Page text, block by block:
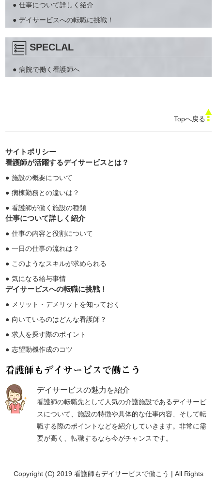
仕事について詳しく紹介
デイサービスへの転職に挑戦！
SPECLAL
病院で働く看護師へ
Topへ戻る
サイトポリシー
看護師が活躍するデイサービスとは？
施設の概要について
病棟勤務との違いは？
看護師が働く施設の種類
仕事について詳しく紹介
仕事の内容と役割について
一日の仕事の流れは？
このようなスキルが求められる
気になる給与事情
デイサービスへの転職に挑戦！
メリット・デメリットを知っておく
向いているのはどんな看護師？
求人を探す際のポイント
志望動機作成のコツ
デイサービスの魅力を紹介
看護師の転職先として人気の介護施設であるデイサービ
スについて、施設の特徴や具体的な仕事内容、そして転
職する際のポイントなどを紹介していきます。非常に需
要が高く、転職するなら今がチャンスです。
Copyright (C) 2019 看護師もデイサービスで働こう | All Rights